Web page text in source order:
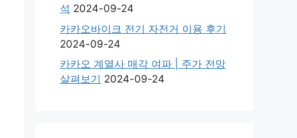
석 2024-09-24
카카오바이크 전기 자전거 이용 후기
2024-09-24
카카오 계열사 매각 여파 | 주가 전망
살펴보기 2024-09-24